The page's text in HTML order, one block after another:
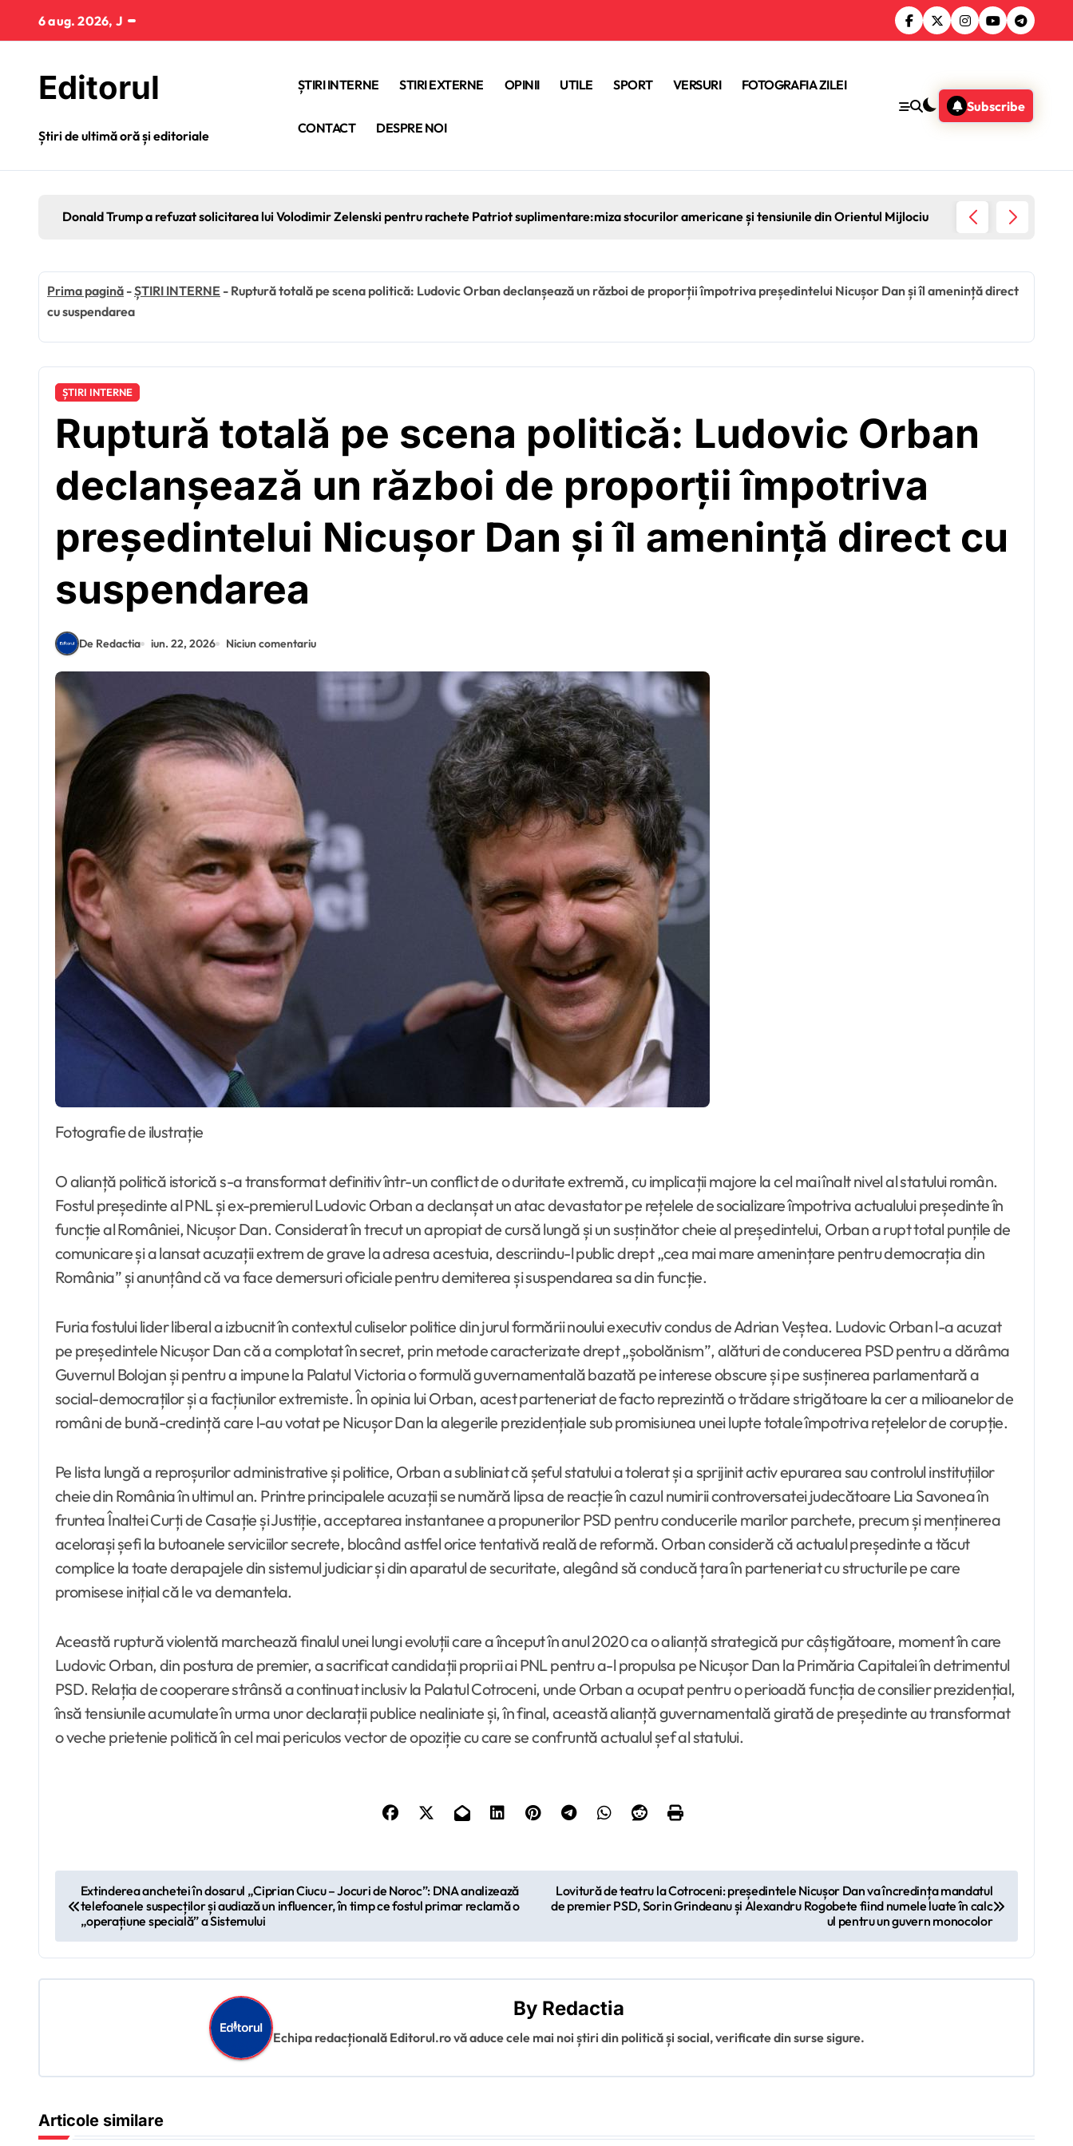
conținut
6 aug. 2026, J
Editorul
Știri de ultimă oră și editoriale
ȘTIRI INTERNE STIRI EXTERNE OPINII UTILE SPORT VERSURI FOTOGRAFIA ZILEI
CONTACT DESPRE NOI
Subscribe
Donald Trump a refuzat solicitarea lui Volodimir Zelenski pentru rachete Patriot suplimentare:miza stocurilor americane și tensiunile din Orientul Mijlociu
Prima pagină -ȘTIRI INTERNE - Ruptură totală pe scena politică: Ludovic Orban declanșează un război de proporții împotriva președintelui Nicușor Dan și îl amenință direct
cu suspendarea
ȘTIRI INTERNE
Ruptură totală pe scena politică: Ludovic Orban
declanșează un război de proporții împotriva
președintelui Nicușor Dan și îl amenință direct cu
suspendarea
De Redactia iun. 22, 2026 Niciun comentariu
Fotografie de ilustrație
O alianță politică istorică s-a transformat definitiv într-un conflict de o duritate extremă, cu implicații majore la cel mai înalt nivel al statului român.
Fostul președinte al PNL și ex-premierul Ludovic Orban a declanșat un atac devastator pe rețelele de socializare împotriva actualului președinte în
funcție al României, Nicușor Dan. Considerat în trecut un apropiat de cursă lungă și un susținător cheie al președintelui, Orban a rupt total punțile de
comunicare și a lansat acuzații extrem de grave la adresa acestuia, descriindu-l public drept „cea mai mare amenințare pentru democrația din
România” și anunțând că va face demersuri oficiale pentru demiterea și suspendarea sa din funcție.
Furia fostului lider liberal a izbucnit în contextul culiselor politice din jurul formării noului executiv condus de Adrian Veștea. Ludovic Orban l-a acuzat
pe președintele Nicușor Dan că a complotat în secret, prin metode caracterizate drept „șobolănism”, alături de conducerea PSD pentru a dărâma
Guvernul Bolojan și pentru a impune la Palatul Victoria o formulă guvernamentală bazată pe interese obscure și pe susținerea parlamentară a
social-democraților și a facțiunilor extremiste. În opinia lui Orban, acest parteneriat de facto reprezintă o trădare strigătoare la cer a milioanelor de
români de bună-credință care l-au votat pe Nicușor Dan la alegerile prezidențiale sub promisiunea unei lupte totale împotriva rețelelor de corupție.
Pe lista lungă a reproșurilor administrative și politice, Orban a subliniat că șeful statului a tolerat și a sprijinit activ epurarea sau controlul instituțiilor
cheie din România în ultimul an. Printre principalele acuzații se numără lipsa de reacție în cazul numirii controversatei judecătoare Lia Savonea în
fruntea Înaltei Curți de Casație și Justiție, acceptarea instantanee a propunerilor PSD pentru conducerile marilor parchete, precum și menținerea
acelorași șefi la butoanele serviciilor secrete, blocând astfel orice tentativă reală de reformă. Orban consideră că actualul președinte a tăcut
complice la toate derapajele din sistemul judiciar și din aparatul de securitate, alegând să conducă țara în parteneriat cu structurile pe care
promisese inițial că le va demantela.
Această ruptură violentă marchează finalul unei lungi evoluții care a început în anul 2020 ca o alianță strategică pur câștigătoare, moment în care
Ludovic Orban, din postura de premier, a sacrificat candidații proprii ai PNL pentru a-l propulsa pe Nicușor Dan la Primăria Capitalei în detrimentul
PSD. Relația de cooperare strânsă a continuat inclusiv la Palatul Cotroceni, unde Orban a ocupat pentru o perioadă funcția de consilier prezidențial,
însă tensiunile acumulate în urma unor declarații publice nealiniate și, în final, această alianță guvernamentală girată de președinte au transformat
o veche prietenie politică în cel mai periculos vector de opoziție cu care se confruntă actualul șef al statului.
v
i
r
e
Extinderea anchetei în dosarul „Ciprian Ciucu – Jocuri de Noroc”: DNA analizează
telefoanele suspecților și audiază un influencer, în timp ce fostul primar reclamă o
„operațiune specială” a Sistemului
Lovitură de teatru la Cotroceni: președintele Nicușor Dan va încredința mandatul
de premier PSD, Sorin Grindeanu și Alexandru Rogobete fiind numele luate în calc
ul pentru un guvern monocolor
By Redactia
Echipa redacțională Editorul.ro vă aduce cele mai noi știri din politică și social, verificate din surse sigure.
Articole similare